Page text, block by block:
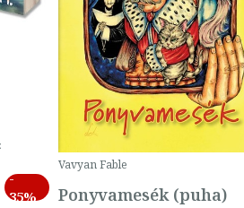
-
35%
Vavyan Fable
Ponyvamesék (puha)